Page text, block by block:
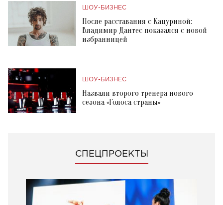
ШОУ-БИЗНЕС
После расставания с Кацуриной:
Владимир Дантес показался с новой
избранницей
ШОУ-БИЗНЕС
Назвали второго тренера нового
сезона «Голоса страны»
СПЕЦПРОЕКТЫ